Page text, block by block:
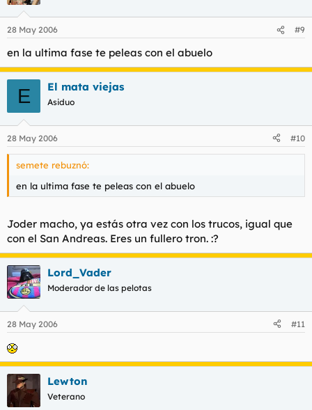
28 May 2006 #9
en la ultima fase te peleas con el abuelo
E El mata viejas
Asiduo
28 May 2006 #10
semete rebuznó:
en la ultima fase te peleas con el abuelo
Joder macho, ya estás otra vez con los trucos, igual que
con el San Andreas. Eres un fullero tron. :?
Lord_Vader
Moderador de las pelotas
28 May 2006 #11
Lewton
Veterano